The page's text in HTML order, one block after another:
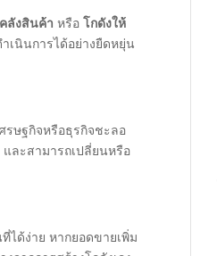
ลังสินค้า หรือโกดังให้
เนินการได้อย่างยืดหยุ่น
รษฐกิจหรือธุรกิจชะลอ
และสามารถเปลี่ยนหรือ
ได้ง่าย หากยอดขายเพิ่ม